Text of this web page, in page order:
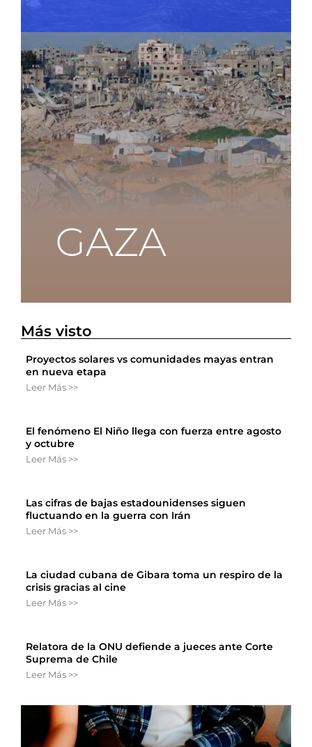
Más visto
Proyectos solares vs comunidades mayas entran
en nueva etapa
Leer Más >>
El fenómeno El Niño llega con fuerza entre agosto
y octubre
Leer Más >>
Las cifras de bajas estadounidenses siguen
fluctuando en la guerra con Irán
Leer Más >>
La ciudad cubana de Gibara toma un respiro de la
crisis gracias al cine
Leer Más >>
Relatora de la ONU defiende a jueces ante Corte
Suprema de Chile
Leer Más >>